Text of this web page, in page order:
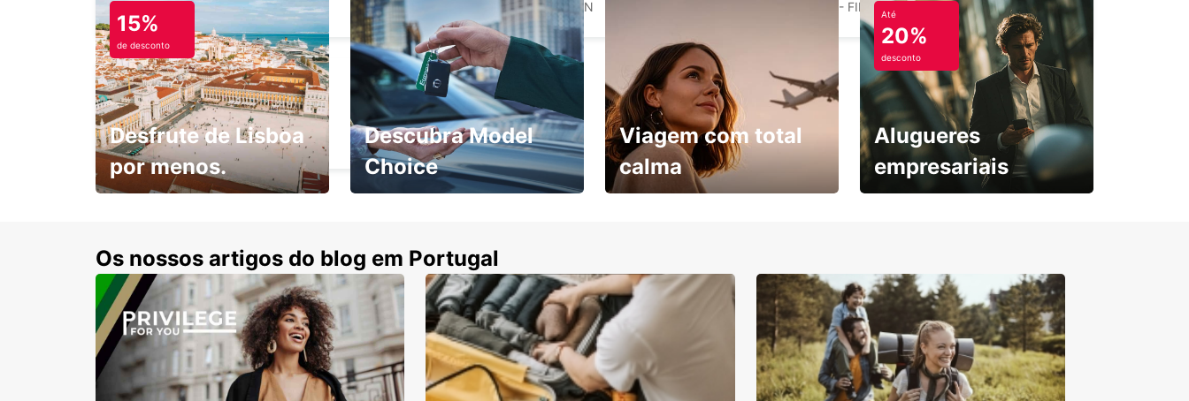
SUNDSVALL - SWEDEN SUNDSVALL - SWEDEN VAASA - FINLAND
AEROPORTO DE VAASA
VAASA - FINLAND
15%
de desconto
Desfrute de Lisboa
por menos.
Descubra Model
Choice
Viagem com total
calma
Até
20%
desconto
Alugueres
empresariais
Os nossos artigos do blog em Portugal